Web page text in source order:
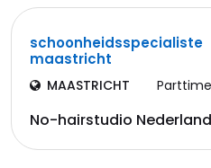
schoonheidsspecialiste
maastricht
MAASTRICHT Parttime
No-hairstudio